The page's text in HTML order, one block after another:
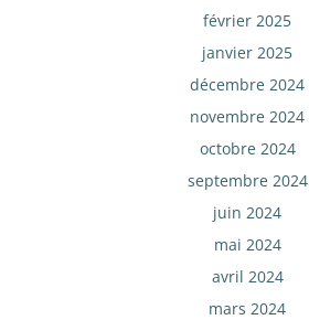
février 2025
janvier 2025
décembre 2024
novembre 2024
octobre 2024
septembre 2024
juin 2024
mai 2024
avril 2024
mars 2024